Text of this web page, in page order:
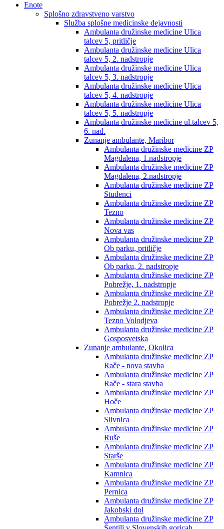
Enote
Splošno zdravstveno varstvo
Služba splošne medicinske dejavnosti
Ambulanta družinske medicine Ulica
talcev 5, pritličje
Ambulanta družinske medicine Ulica
talcev 5, 2. nadstropje
Ambulanta družinske medicine Ulica
talcev 5, 3. nadstropje
Ambulanta družinske medicine Ulica
talcev 5, 4. nadstropje
Ambulanta družinske medicine Ulica
talcev 5, 5. nadstropje
Ambulanta družinske medicine ul.talcev 5,
6. nad.
Zunanje ambulante, Maribor
Ambulanta družinske medicine ZP
Magdalena, 1.nadstropje
Ambulanta družinske medicine ZP
Magdalena, 2.nadstropje
Ambulanta družinske medicine ZP
Studenci
Ambulanta družinske medicine ZP
Tezno
Ambulanta družinske medicine ZP
Nova vas
Ambulanta družinske medicine ZP
Ob parku, pritličje
Ambulanta družinske medicine ZP
Ob parku, 2. nadstropje
Ambulanta družinske medicine ZP
Pobrežje, 1. nadstropje
Ambulanta družinske medicine ZP
Pobrežje 2. nadstropje
Ambulanta družinske medicine ZP
Tezno Volodjeva
Ambulanta družinske medicine ZP
Gosposvetska
Zunanje ambulante, Okolica
Ambulanta družinske medicine ZP
Rače - nova stavba
Ambulanta družinske medicine ZP
Rače - stara stavba
Ambulanta družinske medicine ZP
Hoče
Ambulanta družinske medicine ZP
Slivnica
Ambulanta družinske medicine ZP
Ruše
Ambulanta družinske medicine ZP
Starše
Ambulanta družinske medicine ZP
Kamnica
Ambulanta družinske medicine ZP
Pernica
Ambulanta družinske medicine ZP
Jakobski dol
Ambulanta družinske medicine ZP